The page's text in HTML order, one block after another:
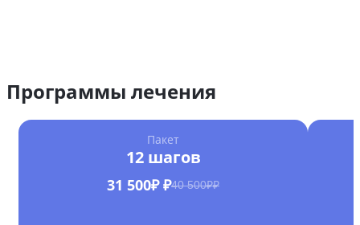
Программы лечения
Пакет
12 шагов
31 500₽ ₽40 500₽₽